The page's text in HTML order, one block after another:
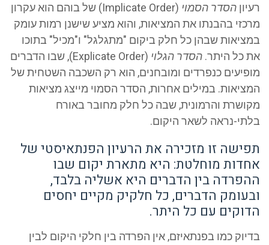
רעיוןהסדר הסמוי
(Implicate Order) של בוהם הוא עקרון
מרכזי בהבנתו את המציאות, והוא מציע שישנן רמות עומק
במציאות שבהן כל חלק ביקום "מתגלגל" ו"מכיל" בתוכו
את כל היתר.הסדר הגלוי
(Explicate Order), שבו הדברים
מופיעים כנפרדים ומובחנים, הוא רק השכבה השטחית של
המציאות. במילים אחרות, הסדר הסמוי מייצג מציאות
מקושרת והרמונית, שבה כל חלק מחובר באורח
בלתי-נראה לשאר היקום.
תפישה זו מזכירה את הרעיון הפנתאיסטי של
אחדות מוחלטת: היא מתארת יקום שבו
ההפרדה בין הדברים היא אשליה בלבד,
ובעומק הדברים, כל חלקיק מקיים יחסים
הדוקים עם כל היתר.
בדיוק כמו בפנתאיזם, אין הפרדה בין חלקי היקום לבין